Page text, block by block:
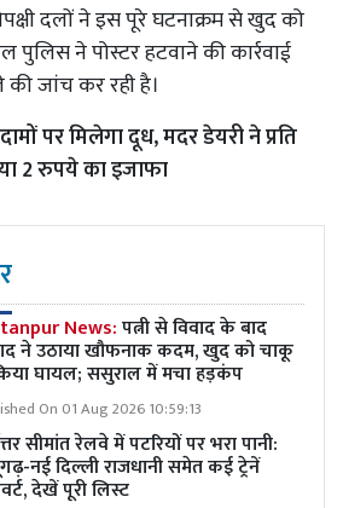
दलों ने इस पूरे घटनाक्रम से खुद को
पुलिस ने पोस्टर हटवाने की कार्रवाई
जांच कर रही है।
पर मिलेगा दूध, मदर डेयरी ने प्रति
2 रुपये का इजाफा
News:पत्नी से विवाद के बाद
ने उठाया खौफनाक कदम, खुद को चाकू
घायल; ससुराल में मचा हड़कंप
On 01 Aug 2026 10:59:13
सीमांत रेलवे में पटरियों पर भरा पानी:
नई दिल्ली राजधानी समेत कई ट्रेनें
देखें पूरी लिस्ट